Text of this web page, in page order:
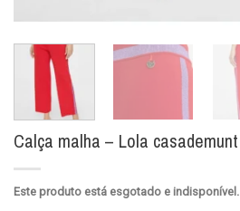
Calça malha – Lola casademunt
Este produto está esgotado e indisponível.